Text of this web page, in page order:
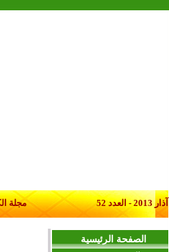
مجلة آذار 2013 - العدد 52
الصفحة الرئيسية